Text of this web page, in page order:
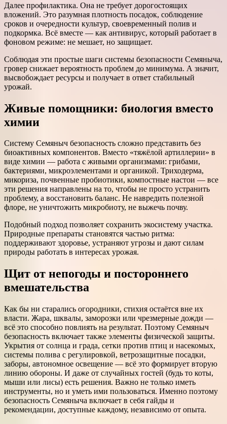
Далее профилактика. Она не требует дорогостоящих
вложений. Это разумная плотность посадок, соблюдение
сроков и очередности культур, своевременный полив и
подкормка. Всё вместе — как антивирус, который работает в
фоновом режиме: не мешает, но защищает.
Соблюдая эти простые шаги системы безопасности Семяныча,
гровер снижает вероятность проблем до минимума. А значит,
высвобождает ресурсы и получает в ответ стабильный
урожай.
Живые помощники: биология вместо
химии
Систему Семяныч безопасность сложно представить без
биоактивных компонентов. Вместо «тяжёлой артиллерии» в
виде химии — работа с живыми организмами: грибами,
бактериями, микроэлементами и органикой. Триходерма,
микориза, почвенные пробиотики, компостные настои — все
эти решения направлены на то, чтобы не просто устранить
проблему, а восстановить баланс. Не навредить полезной
флоре, не уничтожить микробиоту, не выжечь почву.
Подобный подход позволяет сохранить экосистему участка.
Природные препараты становятся частью ритма:
поддерживают здоровье, устраняют угрозы и дают силам
природы работать в интересах урожая.
Щит от непогоды и постороннего
вмешательства
Как бы ни старались огородники, стихия остаётся вне их
власти. Жара, шквалы, заморозки или чрезмерные дожди —
всё это способно повлиять на результат. Поэтому Семяныч
безопасность включает также элементы физической защиты.
Укрытия от солнца и града, сетки против птиц и насекомых,
системы полива с регулировкой, ветрозащитные посадки,
заборы, автономное освещение — всё это формирует вторую
линию обороны. И даже от случайных гостей (будь то коты,
мыши или лисы) есть решения. Важно не только иметь
инструменты, но и уметь ими пользоваться. Именно поэтому
безопасность Семяныча включает в себя гайды и
рекомендации, доступные каждому, независимо от опыта.